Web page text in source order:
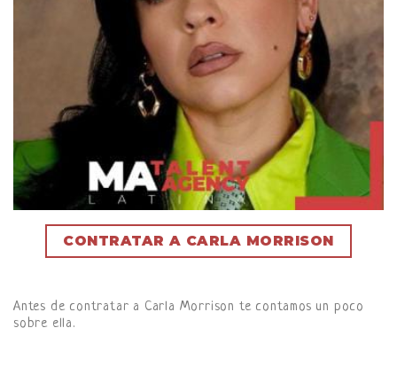
CONTRATAR A CARLA MORRISON
Antes de contratar a Carla Morrison te contamos un poco
sobre ella.